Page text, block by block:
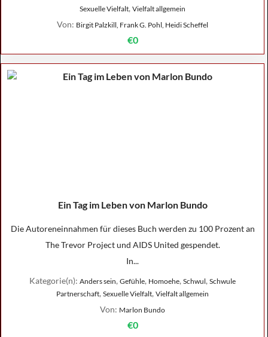
Sexuelle Vielfalt, Vielfalt allgemein
Von: Birgit Palzkill, Frank G. Pohl, Heidi Scheffel
€0
Ein Tag im Leben von Marlon Bundo
Die Autoreneinnahmen für dieses Buch werden zu 100 Prozent an
The Trevor Project und AIDS United gespendet.
In...
Kategorie(n): Anders sein, Gefühle, Homoehe, Schwul, Schwule
Partnerschaft, Sexuelle Vielfalt, Vielfalt allgemein
Von: Marlon Bundo
€0